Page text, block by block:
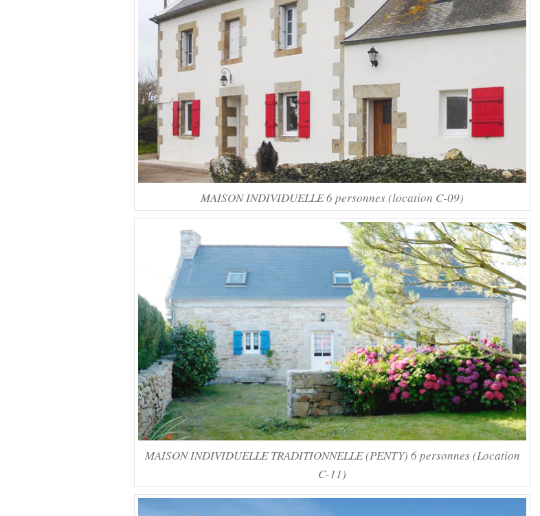
MAISON INDIVIDUELLE 6 personnes (location C-09)
MAISON INDIVIDUELLE TRADITIONNELLE (PENTY) 6 personnes (Location
C-11)